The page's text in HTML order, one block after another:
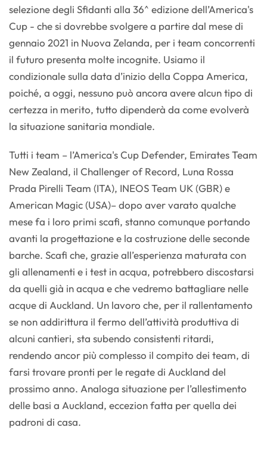
selezione degli Sfidanti alla 36^ edizione dell’America's
Cup - che si dovrebbe svolgere a partire dal mese di
gennaio 2021 in Nuova Zelanda, per i team concorrenti
il futuro presenta molte incognite. Usiamo il
condizionale sulla data d’inizio della Coppa America,
poiché, a oggi, nessuno può ancora avere alcun tipo di
certezza in merito, tutto dipenderà da come evolverà
la situazione sanitaria mondiale.
Tutti i team – l’America's Cup Defender, Emirates Team
New Zealand, il Challenger of Record, Luna Rossa
Prada Pirelli Team (ITA), INEOS Team UK (GBR) e
American Magic (USA)– dopo aver varato qualche
mese fa i loro primi scafi, stanno comunque portando
avanti la progettazione e la costruzione delle seconde
barche. Scafi che, grazie all’esperienza maturata con
gli allenamenti e i test in acqua, potrebbero discostarsi
da quelli già in acqua e che vedremo battagliare nelle
acque di Auckland. Un lavoro che, per il rallentamento
se non addirittura il fermo dell’attività produttiva di
alcuni cantieri, sta subendo consistenti ritardi,
rendendo ancor più complesso il compito dei team, di
farsi trovare pronti per le regate di Auckland del
prossimo anno. Analoga situazione per l’allestimento
delle basi a Auckland, eccezion fatta per quella dei
padroni di casa.